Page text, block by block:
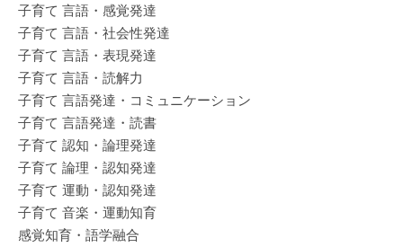
子育て 言語・感覚発達
子育て 言語・社会性発達
子育て 言語・表現発達
子育て 言語・読解力
子育て 言語発達・コミュニケーション
子育て 言語発達・読書
子育て 認知・論理発達
子育て 論理・認知発達
子育て 運動・認知発達
子育て 音楽・運動知育
感覚知育・語学融合